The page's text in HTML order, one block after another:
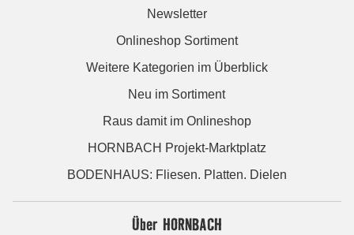
Newsletter
Onlineshop Sortiment
Weitere Kategorien im Überblick
Neu im Sortiment
Raus damit im Onlineshop
HORNBACH Projekt-Marktplatz
BODENHAUS: Fliesen. Platten. Dielen
Über HORNBACH